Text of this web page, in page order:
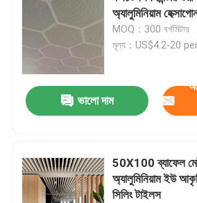
জাল সিলিং প্যানেল
সিলিং এয়ার ডিফিউজার
অ্যালুমিনিয়াম
MOQ：300 বর্গমিটার
মূল্য：US$4.2-20
ভালো দাম
50X100 ব্যাফেল
অ্যালুমিনিয়াম ইউ
সিলিং টাইলস